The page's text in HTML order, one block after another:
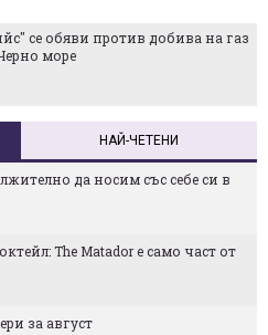
се обяви против добива на газ
море
НАЙ-ЧЕТЕНИ
да носим със себе си в
The Matador е само част от
за август